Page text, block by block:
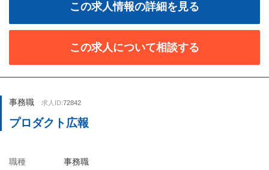
この求人情報の詳細を見る
この求人について相談する
事務職 求人ID:72842
プロダクト広報
職種 事務職